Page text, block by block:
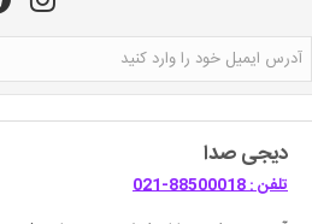
دیجی صدا
تلفن : 88500018-021